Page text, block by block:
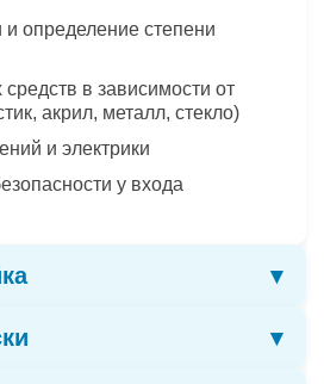
определение степени
в зависимости от
акрил, металл, стекло)
и электрики
у входа
▾
раствора, безопасного
▾